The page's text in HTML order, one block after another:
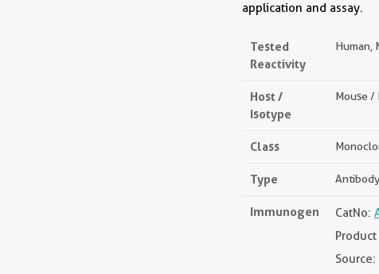
application and assay.
Tested
Reactivity
Human,
Host /
Isotype
Mouse /
Class
Type Antibody
Immunogen CatNo:
Source: